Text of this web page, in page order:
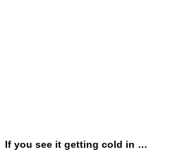
If you see it getting cold in …